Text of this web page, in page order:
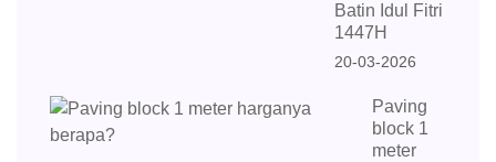
Batin Idul Fitri
1447H
20-03-2026
Paving
block 1
meter